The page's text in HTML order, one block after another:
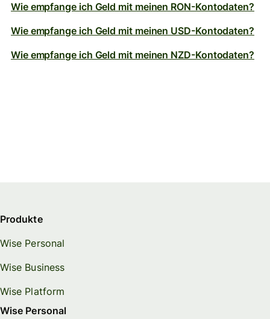
Wie empfange ich Geld mit meinen RON-Kontodaten?
Wie empfange ich Geld mit meinen USD-Kontodaten?
Wie empfange ich Geld mit meinen NZD-Kontodaten?
Produkte
Wise Personal
Wise Business
Wise Platform
Wise Personal